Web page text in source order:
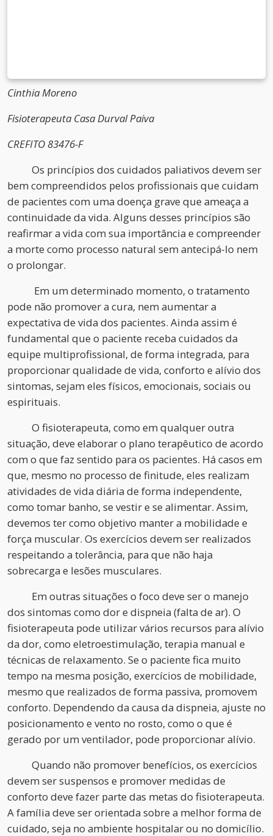
Cinthia Moreno
Fisioterapeuta Casa Durval Paiva
CREFITO 83476-F
Os princípios dos cuidados paliativos devem ser
bem compreendidos pelos profissionais que cuidam
de pacientes com uma doença grave que ameaça a
continuidade da vida. Alguns desses princípios são
reafirmar a vida com sua importância e compreender
a morte como processo natural sem antecipá-lo nem
o prolongar.
Em um determinado momento, o tratamento
pode não promover a cura, nem aumentar a
expectativa de vida dos pacientes. Ainda assim é
fundamental que o paciente receba cuidados da
equipe multiprofissional, de forma integrada, para
proporcionar qualidade de vida, conforto e alívio dos
sintomas, sejam eles físicos, emocionais, sociais ou
espirituais.
O fisioterapeuta, como em qualquer outra
situação, deve elaborar o plano terapêutico de acordo
com o que faz sentido para os pacientes. Há casos em
que, mesmo no processo de finitude, eles realizam
atividades de vida diária de forma independente,
como tomar banho, se vestir e se alimentar. Assim,
devemos ter como objetivo manter a mobilidade e
força muscular. Os exercícios devem ser realizados
respeitando a tolerância, para que não haja
sobrecarga e lesões musculares.
Em outras situações o foco deve ser o manejo
dos sintomas como dor e dispneia (falta de ar). O
fisioterapeuta pode utilizar vários recursos para alívio
da dor, como eletroestimulação, terapia manual e
técnicas de relaxamento. Se o paciente fica muito
tempo na mesma posição, exercícios de mobilidade,
mesmo que realizados de forma passiva, promovem
conforto. Dependendo da causa da dispneia, ajuste no
posicionamento e vento no rosto, como o que é
gerado por um ventilador, pode proporcionar alívio.
Quando não promover benefícios, os exercícios
devem ser suspensos e promover medidas de
conforto deve fazer parte das metas do fisioterapeuta.
A família deve ser orientada sobre a melhor forma de
cuidado, seja no ambiente hospitalar ou no domicílio.